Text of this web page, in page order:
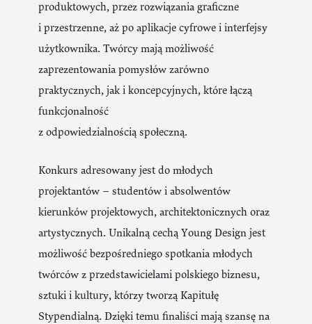
produktowych, przez rozwiązania graficzne
i przestrzenne, aż po aplikacje cyfrowe i interfejsy
użytkownika. Twórcy mają możliwość
zaprezentowania pomysłów zarówno
praktycznych, jak i koncepcyjnych, które łączą
funkcjonalność
z odpowiedzialnością społeczną.
Konkurs adresowany jest do młodych
projektantów – studentów i absolwentów
kierunków projektowych, architektonicznych oraz
artystycznych. Unikalną cechą Young Design jest
możliwość bezpośredniego spotkania młodych
twórców z przedstawicielami polskiego biznesu,
sztuki i kultury, którzy tworzą Kapitułę
Stypendialną. Dzięki temu finaliści mają szansę na